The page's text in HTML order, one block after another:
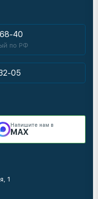
40
по РФ
05
Напишите нам в
MAX
1